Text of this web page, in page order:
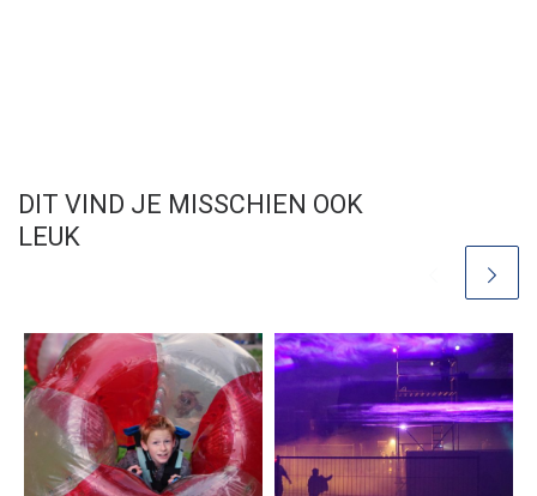
DIT VIND JE MISSCHIEN OOK
LEUK